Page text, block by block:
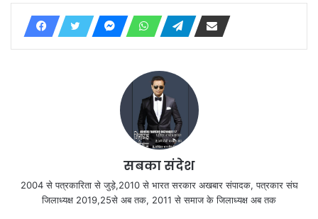
सबका संदेश
2004 से पत्रकारिता से जुड़े,2010 से भारत सरकार अखबार संपादक, पत्रकार संघ
जिलाध्यक्ष 2019,25से अब तक, 2011 से समाज के जिलाध्यक्ष अब तक